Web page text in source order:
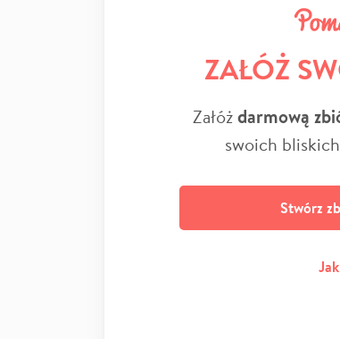
ZAŁÓŻ
Załóżdarmową
swoich
Stwórz